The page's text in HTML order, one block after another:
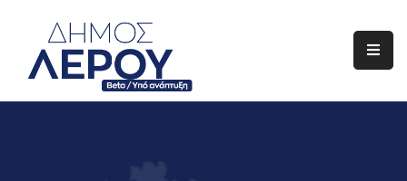
Αρχική